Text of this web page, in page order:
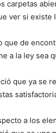
carpetas
ver si existe
que de
a la ley sea
que ya se
a los